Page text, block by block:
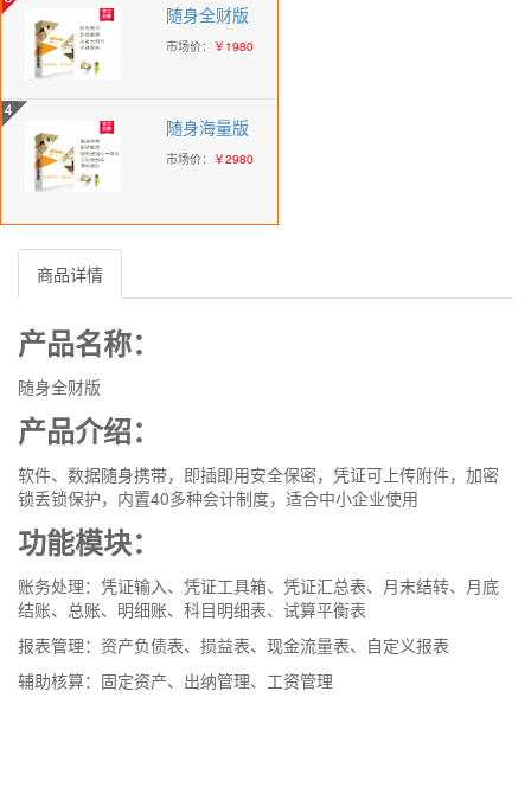
随身全财版
市场价： ￥1980
随身海量版
市场价： ￥2980
商品详情
产品名称：
随身全财版
产品介绍：
软件、数据随身携带，即插即用安全保密，凭证可上传附件，加密
锁丢锁保护，内置40多种会计制度，适合中小企业使用
功能模块：
账务处理：凭证输入、凭证工具箱、凭证汇总表、月末结转、月底
结账、总账、明细账、科目明细表、试算平衡表
报表管理：资产负债表、损益表、现金流量表、自定义报表
辅助核算：固定资产、出纳管理、工资管理